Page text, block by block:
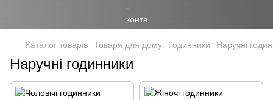
Каталог товарів Товари для дому Годинники Наручні
Наручні годинники